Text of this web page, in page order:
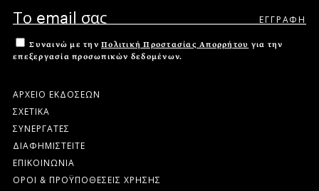
Συναινώ με την Πολιτική Προστασίας Απορρήτου για την
επεξεργασία προσωπικών δεδομένων.
ΑΡΧΕΙΟ ΕΚΔΟΣΕΩΝ
ΣΧΕΤΙΚΑ
ΣΥΝΕΡΓΑΤΕΣ
ΔΙΑΦΗΜΙΣΤΕΙΤΕ
ΕΠΙΚΟΙΝΩΝΙΑ
ΟΡΟΙ & ΠΡΟΫΠΟΘΕΣΕΙΣ ΧΡΗΣΗΣ